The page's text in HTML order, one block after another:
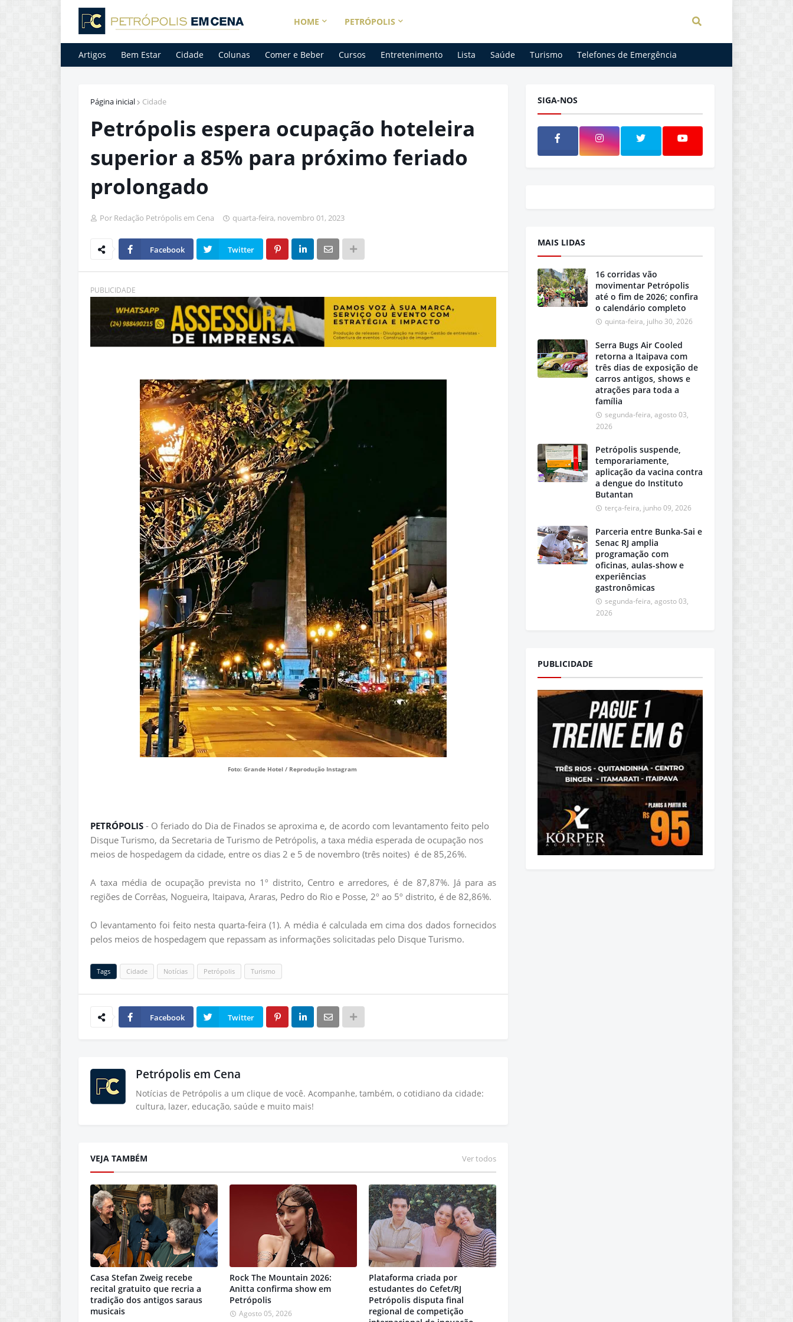
HOME PETRÓPOLIS
Artigos Bem Estar Cidade Colunas Comer e Beber Cursos Entretenimento Lista Saúde Turismo Telefones de Emergência
Página inicial Cidade
Petrópolis espera ocupação hoteleira
superior a 85% para próximo feriado
prolongado
Por Redação Petrópolis em Cena quarta-feira, novembro 01, 2023
Facebook Twitter
PUBLICIDADE
Foto: Grande Hotel / Reprodução Instagram
PETRÓPOLIS - O feriado do Dia de Finados se aproxima e, de acordo com levantamento feito pelo
Disque Turismo, da Secretaria de Turismo de Petrópolis, a taxa média esperada de ocupação nos
meios de hospedagem da cidade, entre os dias 2 e 5 de novembro (três noites) é de 85,26%.
A taxa média de ocupação prevista no 1º distrito, Centro e arredores, é de 87,87%. Já para as
regiões de Corrêas, Nogueira, Itaipava, Araras, Pedro do Rio e Posse, 2º ao 5º distrito, é de 82,86%.
O levantamento foi feito nesta quarta-feira (1). A média é calculada em cima dos dados fornecidos
pelos meios de hospedagem que repassam as informações solicitadas pelo Disque Turismo.
Tags Cidade Notícias Petrópolis Turismo
Facebook Twitter
Petrópolis em Cena
Notícias de Petrópolis a um clique de você. Acompanhe, também, o cotidiano da cidade:
cultura, lazer, educação, saúde e muito mais!
VEJA TAMBÉM Ver todos
Casa Stefan Zweig recebe
recital gratuito que recria a
tradição dos antigos saraus
musicais
Rock The Mountain 2026:
Anitta confirma show em
Petrópolis
Agosto 05, 2026
Plataforma criada por
estudantes do Cefet/RJ
Petrópolis disputa final
regional de competição
SIGA-NOS
MAIS LIDAS
16 corridas vão
movimentar Petrópolis
até o fim de 2026; confira
o calendário completo
quinta-feira, julho 30, 2026
Serra Bugs Air Cooled
retorna a Itaipava com
três dias de exposição de
carros antigos, shows e
atrações para toda a
família
segunda-feira, agosto 03,
2026
Petrópolis suspende,
temporariamente,
aplicação da vacina contra
a dengue do Instituto
Butantan
terça-feira, junho 09, 2026
Parceria entre Bunka-Sai e
Senac RJ amplia
programação com
oficinas, aulas-show e
experiências
gastronômicas
segunda-feira, agosto 03,
2026
PUBLICIDADE